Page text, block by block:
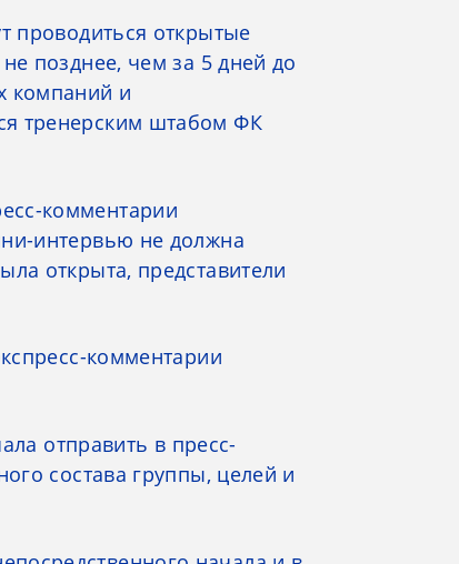
проводиться открытые
позднее, чем за 5 дней до
компаний и
тренерским штабом ФК
комментарии
интервью не должна
открыта, представители
комментарии
отправить в пресс-
состава группы, целей и